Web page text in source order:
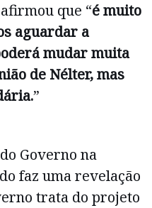
que “é muito
aguardar a
mudar muita
de Nélter, mas
”
Governo na
faz uma revelação
trata do projeto